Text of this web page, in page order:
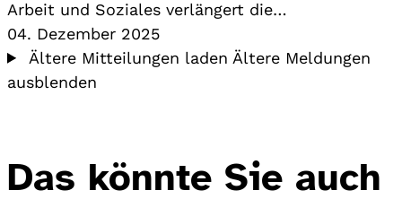
Arbeit und Soziales verlängert die…
04. Dezember 2025
Ältere Mitteilungen laden Ältere Meldungen
ausblenden
Das könnte Sie auch